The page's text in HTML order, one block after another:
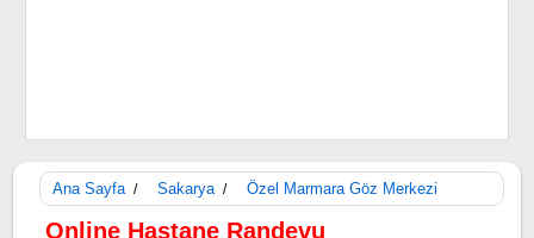
Ana Sayfa / Sakarya / Özel Marmara Göz Merkezi
Online Hastane Randevu